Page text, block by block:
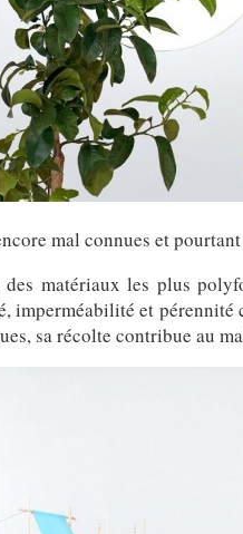
mal connues et
matériaux les plus
imperméabilité et
sa récolte contribue au